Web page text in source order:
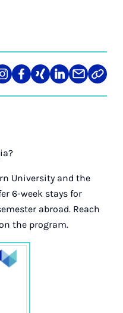
Teilen
auf
Teilen
auf
Teilen
auf
Teilen
auf
Teilen
über
Link
University and the
6-week stays for
abroad. Reach
the program.